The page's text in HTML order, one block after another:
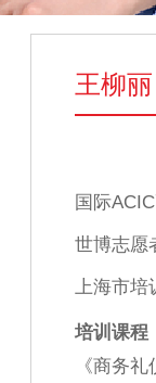
王柳
国际
世博志愿
上海市
培训课程
《商务